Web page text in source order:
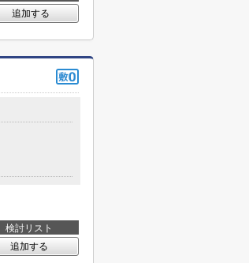
追加する
検討リスト
追加する